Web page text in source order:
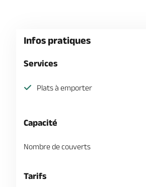
Infos pratiques
Services
Plats à emporter
Capacité
Nombre de couverts
Tarifs